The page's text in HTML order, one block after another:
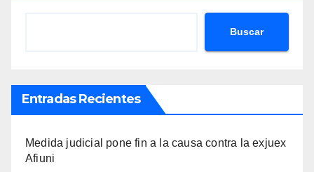
Buscar
Entradas Recientes
Medida judicial pone fin a la causa contra la exjuex
Afiuni